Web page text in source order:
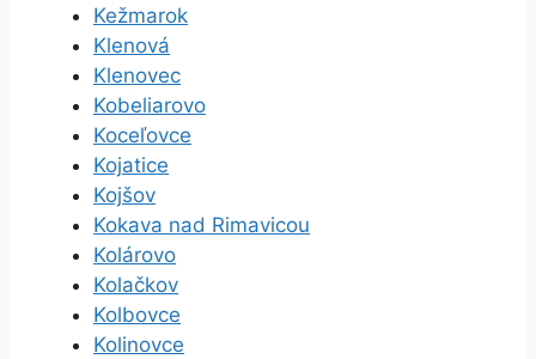
Kežmarok
Klenová
Klenovec
Kobeliarovo
Koceľovce
Kojatice
Kojšov
Kokava nad Rimavicou
Kolárovo
Kolačkov
Kolbovce
Kolinovce